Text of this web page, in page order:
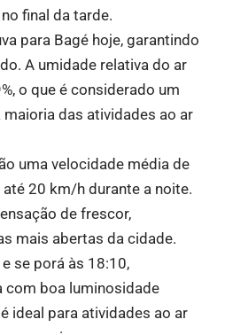
final da tarde.
para Bagé hoje, garantindo
A umidade relativa do ar
o que é considerado um
das atividades ao ar
uma velocidade média de
20 km/h durante a noite.
de frescor,
mais abertas da cidade.
se porá às 18:10,
com boa luminosidade
ideal para atividades ao ar